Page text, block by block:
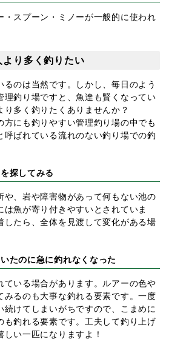
・スプーン・ミノーが一般的に使われ
り多く釣りたい
るのは当然です。しかし、毎日のよう
理釣り場ですと、魚達も賢くなってい
り多く釣りたくありませんか？
方にも釣りやすい管理釣り場の中でも
呼ばれている流れのない釣り場での釣
探してみる
や、岩や障害物があって何もない池の
は魚が寄り付きやすいとされていま
したら、全体を見渡して変化がある場
たのに急に釣れなくなった
ている場合があります。ルアーの色や
みるのも大事な釣れる要素です。一度
続けてしまいがちですので、こまめに
も釣れる要素です。工夫して釣り上げ
い一匹になりますよ！